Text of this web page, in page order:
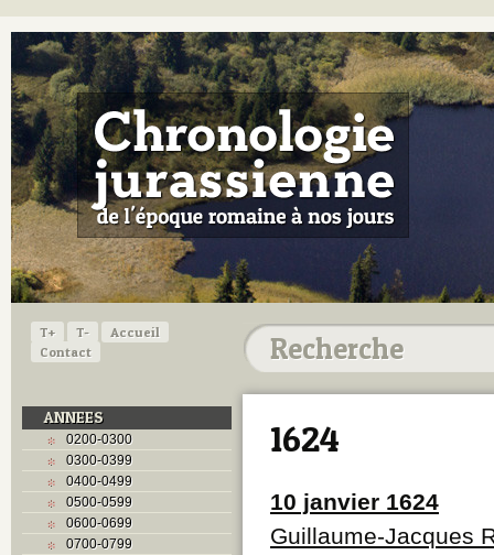
T+ T-
Accueil
Contact
ANNEES
0200-0300
0300-0399
0400-0499
0500-0599
0600-0699
0700-0799
1624
10 janvier 1624
Guillaume-Jacques